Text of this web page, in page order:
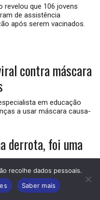
revelou que 106 jovens
de assistência
após serem vacinados.
contra máscara
em educação
a usar máscara causa-
derrota, foi uma
beneficia os interesses
boa altura para os
a real dimensão do
recolhe dados pessoais.
Saber mais